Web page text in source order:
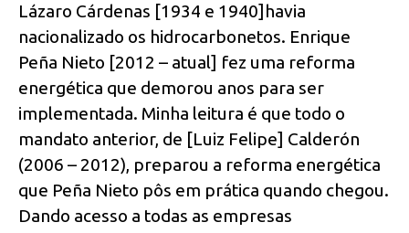
Lázaro Cárdenas [1934 e 1940]havia
nacionalizado os hidrocarbonetos. Enrique
Peña Nieto [2012 – atual] fez uma reforma
energética que demorou anos para ser
implementada. Minha leitura é que todo o
mandato anterior, de [Luiz Felipe] Calderón
(2006 – 2012), preparou a reforma energética
que Peña Nieto pôs em prática quando chegou.
Dando acesso a todas as empresas